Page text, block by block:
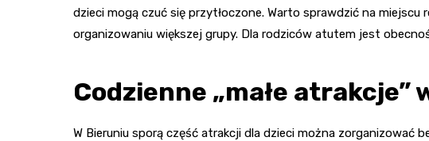
dzieci mogą czuć się przytłoczone. Warto sprawdzić na
organizowaniu większej grupy. Dla rodziców atutem jest
Codzienne „małe atrakcje”
W Bieruniu sporą część atrakcji dla dzieci można zorganizować